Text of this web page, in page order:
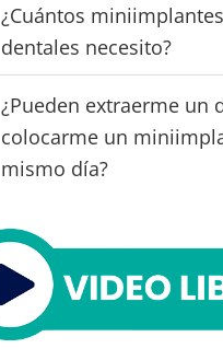
¿Cuántos miniimplantes
dentales necesito?
¿Pueden extraerme un
colocarme un
mismo día?